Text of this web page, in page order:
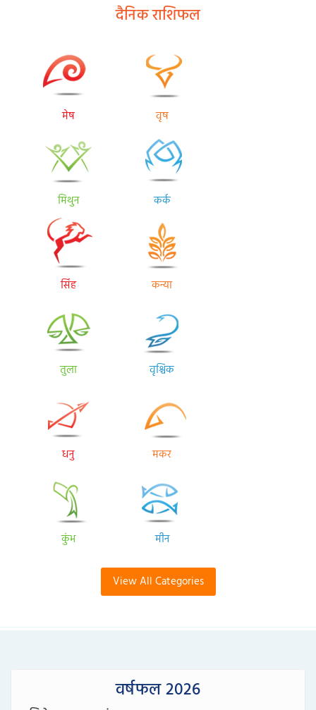
दैनिक राशिफल
मेष वृष
मिथुन कर्क
सिंह कन्या
तुला वृश्चिक
धनु मकर
कुंभ मीन
View All Categories
वर्षफल 2026